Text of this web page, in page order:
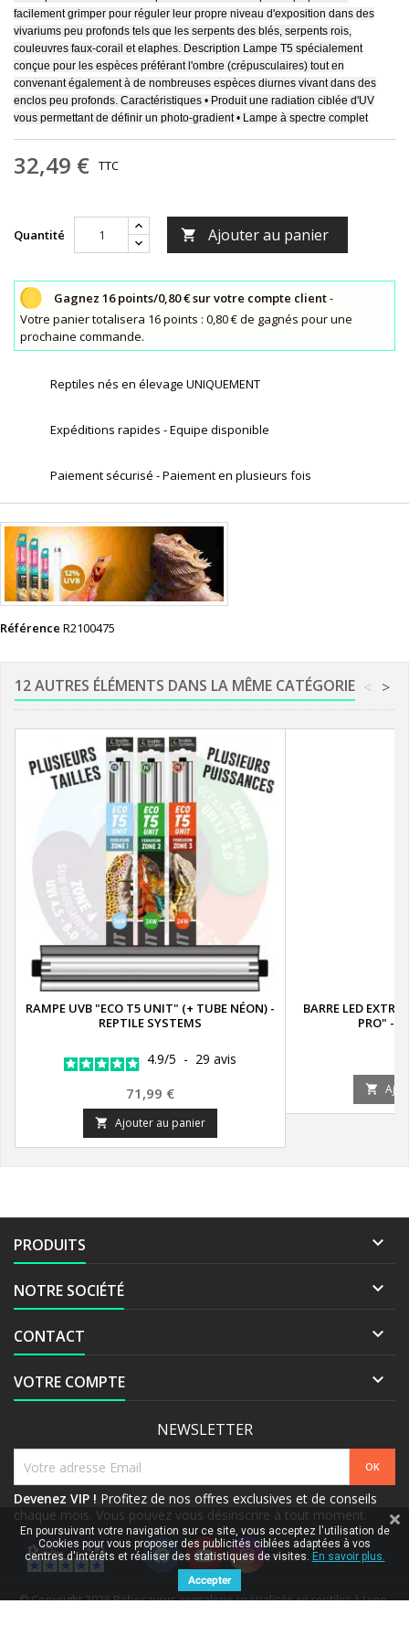
facilement grimper pour réguler leur propre niveau d'exposition dans des
vivariums peu profonds tels que les serpents des blés, serpents rois,
couleuvres faux-corail et elaphes. Description Lampe T5 spécialement
conçue pour les espèces préférant l'ombre (crépusculaires) tout en
convenant également à de nombreuses espèces diurnes vivant dans des
enclos peu profonds. Caractéristiques • Produit une radiation ciblée d'UV
vous permettant de définir un photo-gradient • Lampe à spectre complet
32,49 € TTC
Quantité  Ajouter au panier
Gagnez 16 points/0,80 € sur votre compte client-
Votre panier totalisera 16 points : 0,80 € de gagnés pour une
prochaine commande.
Reptiles nés en élevage UNIQUEMENT
Expéditions rapides - Equipe disponible
Paiement sécurisé - Paiement en plusieurs fois
Référence R2100475
12 AUTRES ÉLÉMENTS DANS LA MÊME CATÉGORIE >
<
RAMPE UVB "ECO T5 UNIT" (+ TUBE NÉON) -
REPTILE SYSTEMS
4.9/5 - 29 avis
Prix
71,99 €
 Ajouter au panier
BARRE LED
PRO" -

PRODUITS 
NOTRE SOCIÉTÉ 
CONTACT 
VOTRE COMPTE 
NEWSLETTER
Devenez VIP ! Profitez de nos offres exclusives et de conseils
chaque mois. Vous pouvez vous désinscrire à tout moment.
© Copyright 2026 Bebesaurus animalerie spécialisée en reptiles à Lyon.
En poursuivant votre navigation sur ce site, vous acceptez l'utilisation de
Cookies pour vous proposer des publicités ciblées adaptées à vos
centres d'intérêts et réaliser des statistiques de visites. En savoir plus.
Accepter